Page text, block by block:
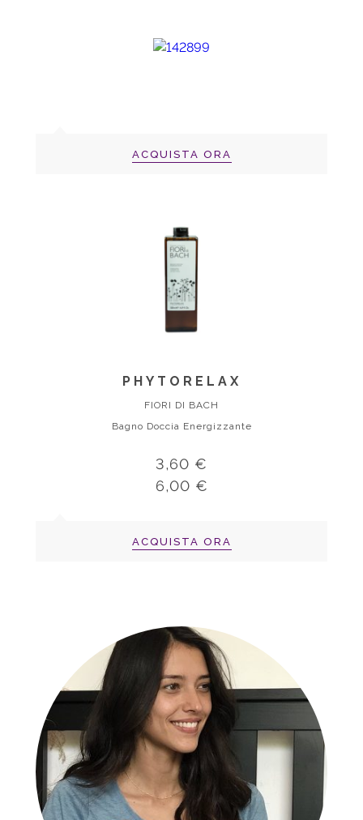
ACQUISTA ORA
PHYTORELAX
FIORI DI BACH
Bagno Doccia Energizzante
3,60 €
6,00 €
ACQUISTA ORA